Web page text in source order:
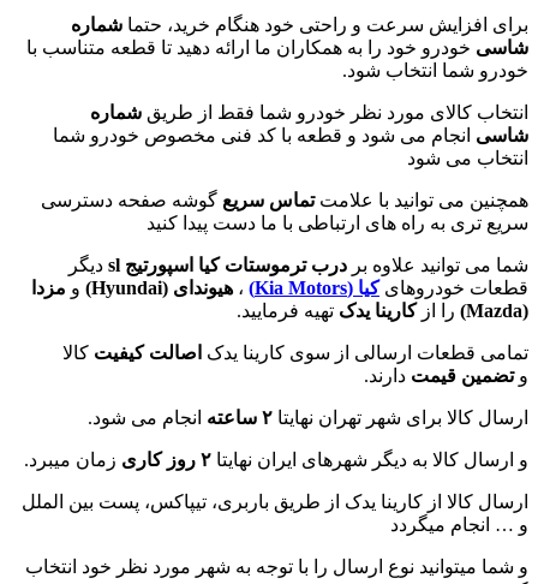
برای افزایش سرعت و راحتی خود هنگام خرید، حتما شماره
شاسی خودرو خود را به همکاران ما ارائه دهید تا قطعه متناسب با
خودرو شما انتخاب شود.
انتخاب کالای مورد نظر خودرو شما فقط از طریق شماره
شاسی انجام می شود و قطعه با کد فنی مخصوص خودرو شما
انتخاب می شود
همچنین می توانید با علامتتماس سریع گوشه صفحه دسترسی
سریع تری به راه های ارتباطی با ما دست پیدا کنید
شما می توانید علاوه بر درب ترموستات کیا اسپورتیج sl
دیگر
قطعات خودروهایکیا (Kia Motors) ، هیوندای (Hyundai
) و مزدا
(
Mazda
) را ازکارینا یدک تهیه فرمایید.
تمامی قطعات ارسالی از سوی کارینا یدک اصالت کیفیت کالا
وتضمین قیمت دارند.
ارسال کالا برای شهر تهران نهایتا ۲ ساعته انجام می شود.
و ارسال کالا به دیگر شهرهای ایران نهایتا ۲ روز کاری زمان میبرد.
ارسال کالا از کارینا یدک از طریق باربری، تیپاکس، پست بین الملل
و … انجام میگردد
و شما میتوانید نوع ارسال را با توجه به شهر مورد نظر خود انتخاب